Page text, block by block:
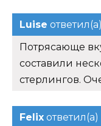
Luise ответил(а)
Потрясающе
составили
стерлингов.
Felix ответил(а)